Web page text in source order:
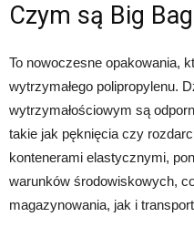
Czym są Big
To nowoczesne opakowania,
wytrzymałego polipropylenu.
wytrzymałościowym są
takie jak pęknięcia czy
kontenerami elastycznymi,
warunków środowiskowych,
magazynowania, jak i